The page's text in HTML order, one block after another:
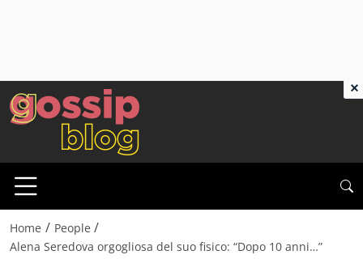
Home / People /
Alena Seredova orgogliosa del suo fisico: “Dopo 10 anni…”
×